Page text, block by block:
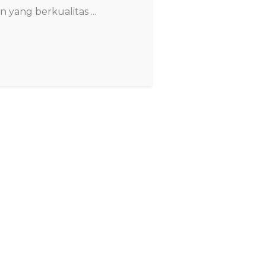
karyawan yang berkualitas ...